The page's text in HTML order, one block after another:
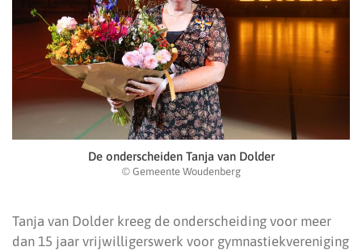
De onderscheiden Tanja van Dolder
© Gemeente Woudenberg
Tanja van Dolder kreeg de onderscheiding voor meer
dan 15 jaar vrijwilligerswerk voor gymnastiekvereniging